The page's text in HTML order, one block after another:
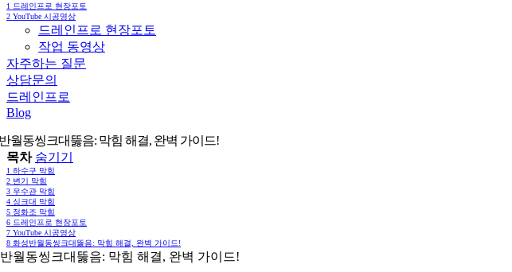
1 드레인프로 현장포토
2 YouTube 시공영상
드레인프로 현장포토
작업 동영상
자주하는 질문
상담문의
드레인프로
Blog
월동씽크대뚫음: 막힘 해결, 완벽 가이드!
목차 숨기기
1 하수구 막힘
2 변기 막힘
3 우수관 막힘
4 싱크대 막힘
5 정화조 막힘
6 드레인프로 현장포토
7 YouTube 시공영상
8 화성반월동씽크대뚫음: 막힘 해결, 완벽 가이드!
월동씽크대뚫음: 막힘 해결, 완벽 가이드!